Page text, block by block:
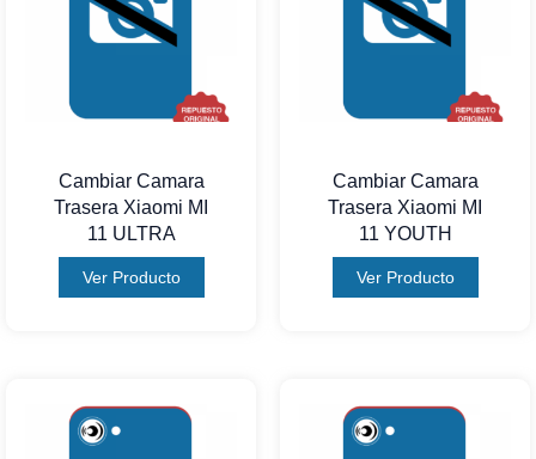
Cambiar Camara
Trasera Xiaomi MI
11 ULTRA
Ver Producto
Cambiar Camara
Trasera Xiaomi MI
11 YOUTH
Ver Producto